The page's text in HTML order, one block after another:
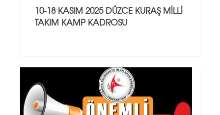
10-18 KASIM 2025 DÜZCE KURAŞ MİLLİ
TAKIM KAMP KADROSU